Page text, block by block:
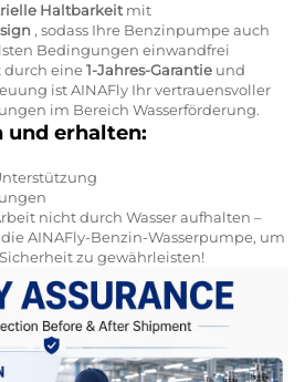
Haltbarkeit mit
, sodass Ihre Benzinpumpe auch
Bedingungen einwandfrei
eine1-Jahres-Garantie und
ist AINAFly Ihr vertrauensvoller
im Bereich Wasserförderung.
und erhalten:
nicht durch Wasser aufhalten –
AINAFly-Benzin-Wasserpumpe, um
zu gewährleisten!